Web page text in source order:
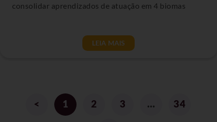
consolidar aprendizados de atuação em 4 biomas
LEIA MAIS
< 1 2 3 … 34